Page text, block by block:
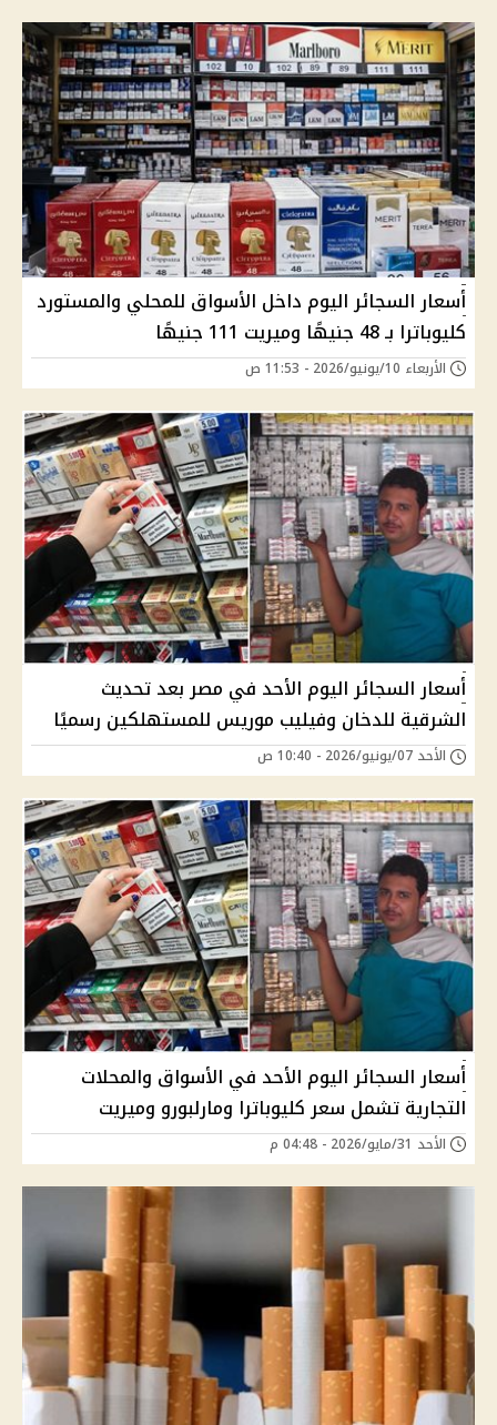
أسعار السجائر اليوم داخل الأسواق للمحلي والمستورد
كليوباترا بـ 48 جنيهًا وميريت 111 جنيهًا
الأربعاء 10/يونيو/2026 - 11:53 ص
أسعار السجائر اليوم الأحد في مصر بعد تحديث
الشرقية للدخان وفيليب موريس للمستهلكين رسميًا
الأحد 07/يونيو/2026 - 10:40 ص
أسعار السجائر اليوم الأحد في الأسواق والمحلات
التجارية تشمل سعر كليوباترا ومارلبورو وميريت
الأحد 31/مايو/2026 - 04:48 م